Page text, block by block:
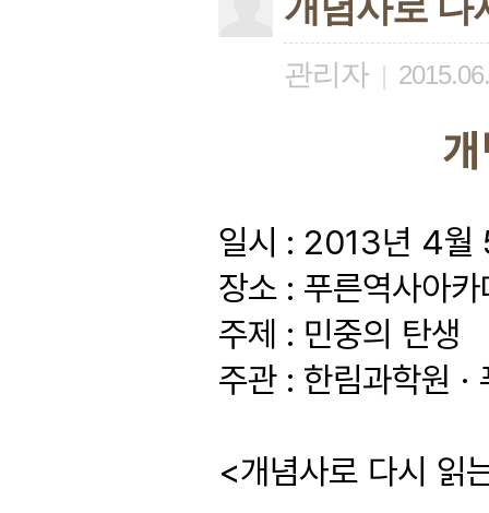
개념사로 다
관리자 |
일시 : 2013년 4월
장소 : 푸른역사아
주제 : 민중의 탄생
주관 : 한림과학원
<개념사로 다시 읽